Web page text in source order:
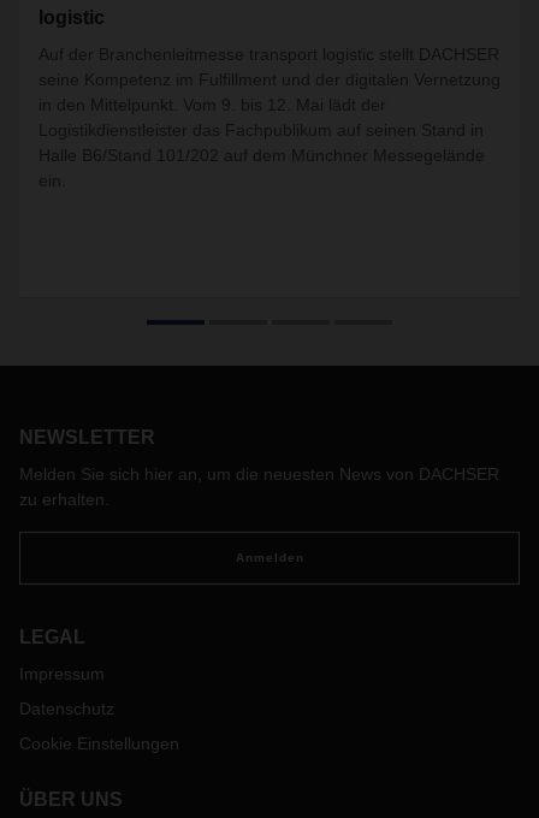
logistic
Auf der Branchenleitmesse transport logistic stellt DACHSER
seine Kompetenz im Fulfillment und der digitalen Vernetzung
in den Mittelpunkt. Vom 9. bis 12. Mai lädt der
Logistikdienstleister das Fachpublikum auf seinen Stand in
Halle B6/Stand 101/202 auf dem Münchner Messegelände
ein.
NEWSLETTER
Melden Sie sich hier an, um die neuesten News von DACHSER
zu erhalten.
Anmelden
LEGAL
Impressum
Datenschutz
Cookie Einstellungen
ÜBER UNS